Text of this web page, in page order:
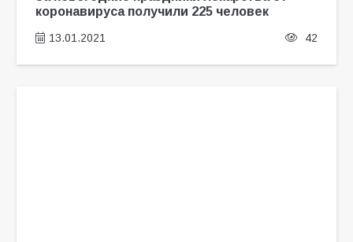
коронавируса получили 225 человек
13.01.2021 42